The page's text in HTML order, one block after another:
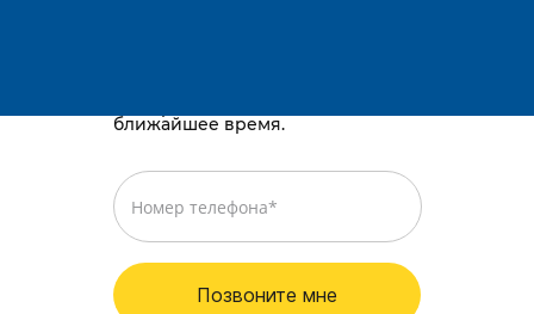
ближайшее время.
Позвоните мне